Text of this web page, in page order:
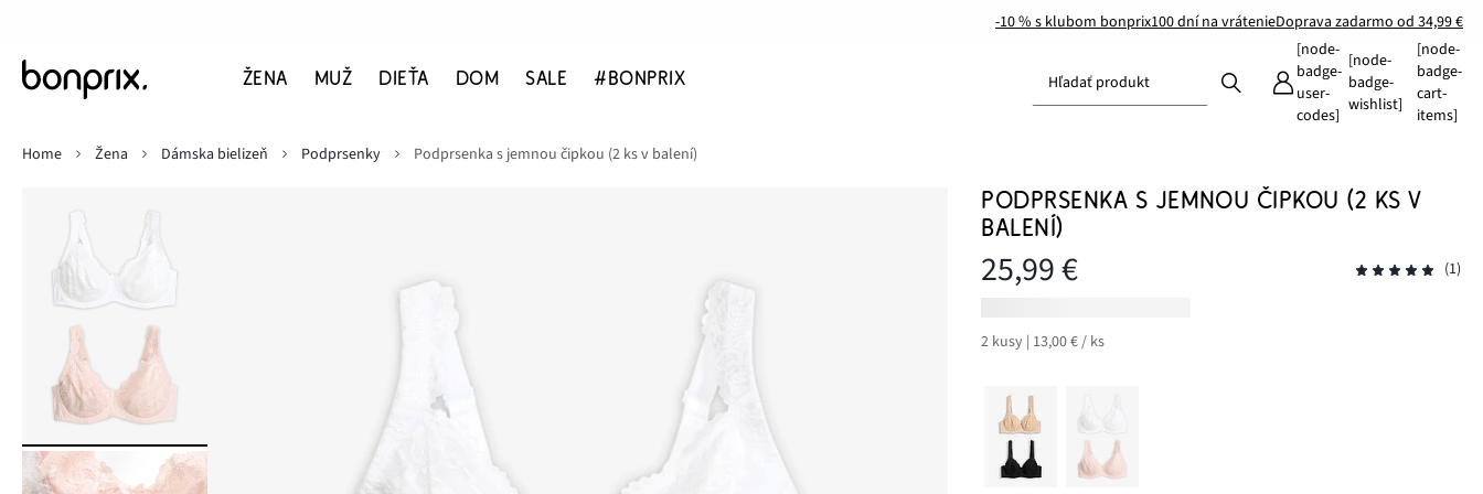
-10 % s klubom bonprix100 dní na vrátenieDoprava zadarmo od 34,99 €
ŽENA MUŽ DIEŤA DOM SALE #BONPRIX Hľadať produkt
[node-
badge-
user-
codes]
[node-
badge-
wishlist]
[node-
badge-
cart-
items]
Home
Žena Dámska bielizeň Podprsenky Podprsenka s jemnou čipkou (2 ks v balení)
PODPRSENKA S JEMNOU ČIPKOU (2 KS V
BALENÍ)
25,99 € (1)
2 kusy | 13,00 € / ks